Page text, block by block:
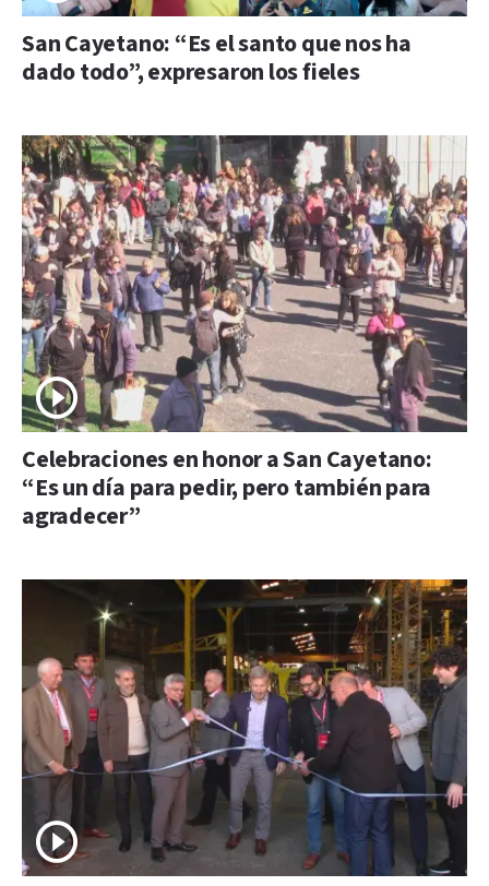
San Cayetano: “Es el santo que nos ha
dado todo”, expresaron los fieles
Celebraciones en honor a San Cayetano:
“Es un día para pedir, pero también para
agradecer”